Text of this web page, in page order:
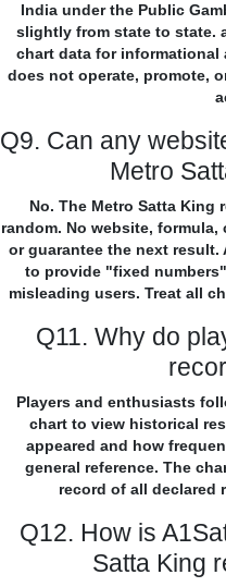
India under the Public
slightly from state to state.
chart data for informational
does not operate, promote,
Q9. Can any
Metro
No. The Metro Satta King
random. No website,
or guarantee the next
to provide "fixed
misleading users. Treat all
Q11. Why do
Players and enthusiasts
chart to view historical
appeared and how
general reference. The
record of all declared
Q12. How is
Satta King